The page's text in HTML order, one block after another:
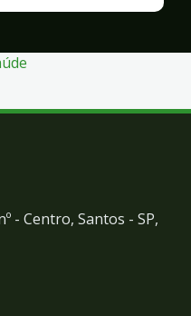
- Centro, Santos - SP,